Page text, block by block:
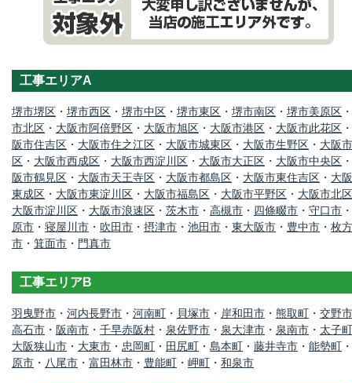
工事エリアA
堺市堺区 ・ 堺市西区 ・ 堺市中区 ・ 堺市東区 ・ 堺市南区 ・ 堺市美原区 ・
市北区 ・ 大阪市阿倍野区 ・ 大阪市旭区 ・ 大阪市港区 ・ 大阪市此花区 ・
阪市住吉区 ・ 大阪市住之江区 ・ 大阪市城東区 ・ 大阪市生野区 ・ 大阪
区 ・ 大阪市西成区 ・ 大阪市西淀川区 ・ 大阪市大正区 ・ 大阪市中央区 ・
阪市鶴見区 ・ 大阪市天王寺区 ・ 大阪市都島区 ・ 大阪市東住吉区 ・ 大
東成区 ・ 大阪市東淀川区 ・ 大阪市福島区 ・ 大阪市平野区 ・ 大阪市北区
大阪市淀川区 ・ 大阪市浪速区 ・ 茨木市 ・ 高槻市 ・ 四條畷市 ・ 守口市 ・
原市 ・ 寝屋川市 ・ 吹田市 ・ 摂津市 ・ 池田市 ・ 東大阪市 ・ 豊中市 ・ 枚方
市 ・ 箕面市 ・ 門真市
工事エリアB
羽曳野市 ・ 河内長野市 ・ 河南町 ・ 貝塚市 ・ 岸和田市 ・ 熊取町 ・ 交野市
高石市 ・ 阪南市 ・ 千早赤阪村 ・ 泉佐野市 ・ 泉大津市 ・ 泉南市 ・ 太子町
大阪狭山市 ・ 大東市 ・ 忠岡町 ・ 田尻町 ・ 島本町 ・ 藤井寺市 ・ 能勢町 ・
原市 ・ 八尾市 ・ 富田林市 ・ 豊能町 ・ 岬町 ・ 和泉市